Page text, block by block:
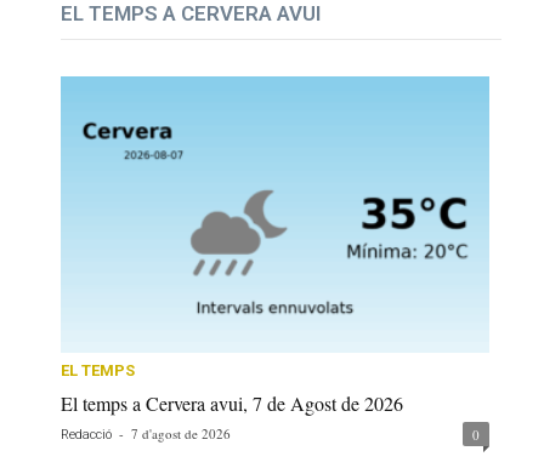
EL TEMPS A CERVERA AVUI
EL TEMPS
El temps a Cervera avui, 7 de Agost de 2026
Redacció - 7 d'agost de 2026 0